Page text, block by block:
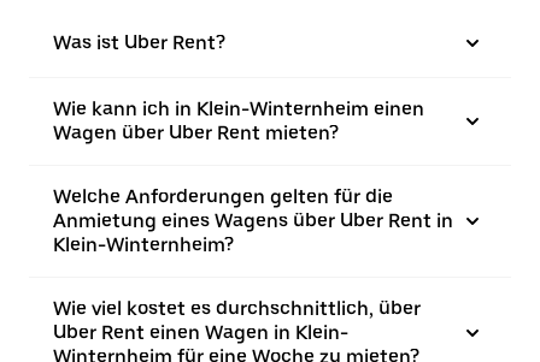
Was ist Uber Rent?
Wie kann ich in Klein-Winternheim einen
Wagen über Uber Rent mieten?
Welche Anforderungen gelten für die
Anmietung eines Wagens über Uber Rent in
Klein-Winternheim?
Wie viel kostet es durchschnittlich, über
Uber Rent einen Wagen in Klein-
Winternheim für eine Woche zu mieten?